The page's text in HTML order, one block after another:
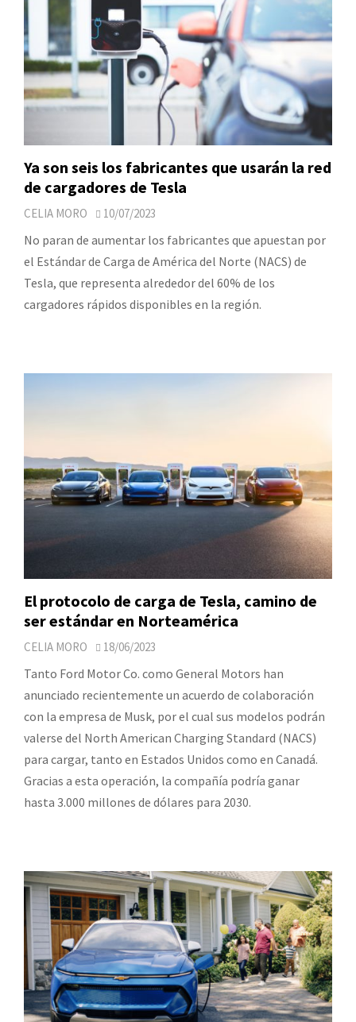
Ya son seis los fabricantes que usarán la red
de cargadores de Tesla
CELIA MORO 10/07/2023
No paran de aumentar los fabricantes que apuestan por
el Estándar de Carga de América del Norte (NACS) de
Tesla, que representa alrededor del 60% de los
cargadores rápidos disponibles en la región.
El protocolo de carga de Tesla, camino de
ser estándar en Norteamérica
CELIA MORO 18/06/2023
Tanto Ford Motor Co. como General Motors han
anunciado recientemente un acuerdo de colaboración
con la empresa de Musk, por el cual sus modelos podrán
valerse del North American Charging Standard (NACS)
para cargar, tanto en Estados Unidos como en Canadá.
Gracias a esta operación, la compañía podría ganar
hasta 3.000 millones de dólares para 2030.